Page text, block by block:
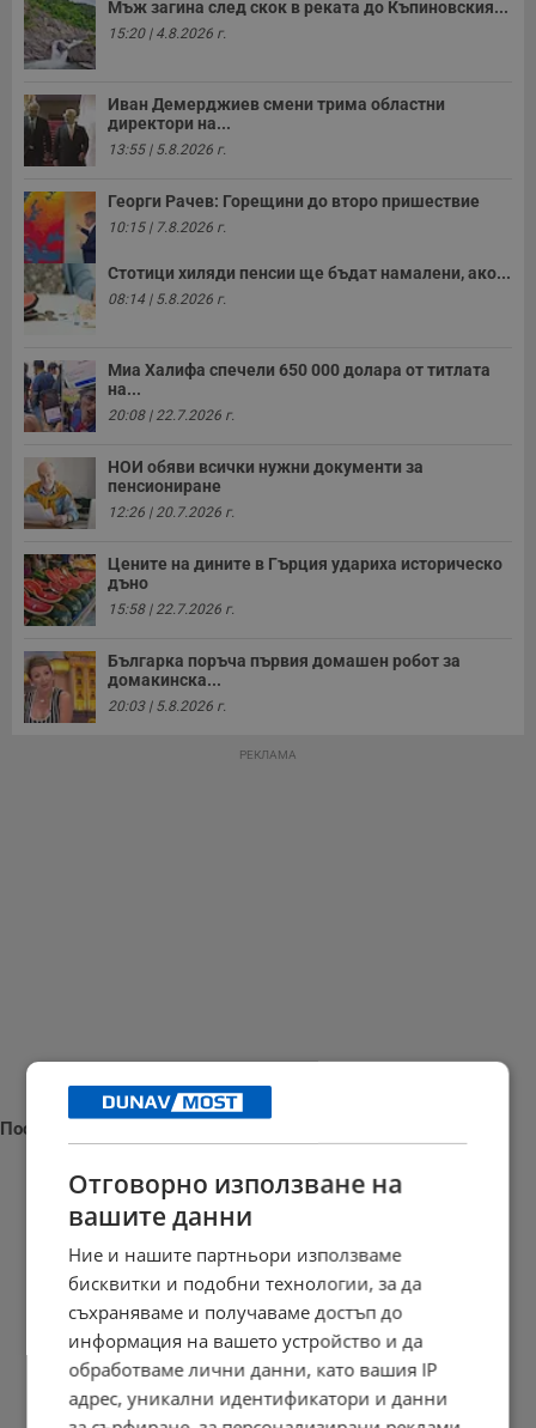
Мъж загина след скок в реката до Къпиновския...
15:20 | 4.8.2026 г.
Иван Демерджиев смени трима областни
директори на...
13:55 | 5.8.2026 г.
Георги Рачев: Горещини до второ пришествие
10:15 | 7.8.2026 г.
Стотици хиляди пенсии ще бъдат намалени, ако...
08:14 | 5.8.2026 г.
Миа Халифа спечели 650 000 долара от титлата
на...
20:08 | 22.7.2026 г.
НОИ обяви всички нужни документи за
пенсиониране
12:26 | 20.7.2026 г.
Цените на дините в Гърция удариха историческо
дъно
15:58 | 22.7.2026 г.
Българка поръча първия домашен робот за
домакинска...
20:03 | 5.8.2026 г.
РЕКЛАМА
Последни новини
Мощна микровълнова система пържи вражески дронове
14:29 | 9.8.2026 г.
Пожарникари извадиха бедстващо куче от преливника на
язовир...
Отговорно използване на
вашите данни
Ние и нашите партньори използваме
бисквитки и подобни технологии, за да
съхраняваме и получаваме достъп до
информация на вашето устройство и да
обработваме лични данни, като вашия IP
адрес, уникални идентификатори и данни